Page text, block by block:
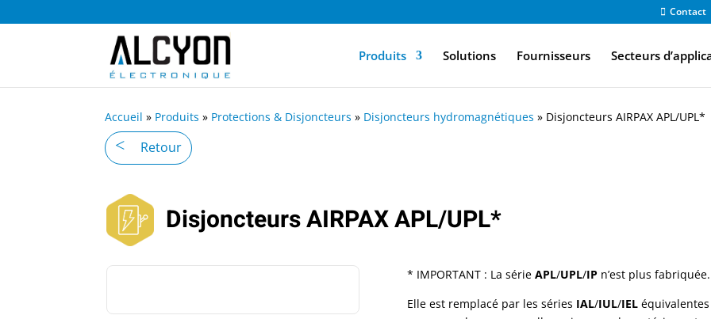
Contact
Produits Solutions Fournisseurs Secteurs
Accueil » Produits » Protections & Disjoncteurs » Disjoncteurs hydromagnétiques » Disjoncteurs AIRPAX APL/UPL*
Retour
Disjoncteurs AIRPAX APL/UPL*
* IMPORTANT : La série APL/UPL/IP n’est plus fabriquée.
Elle est remplacé par les séries IAL/IUL/IEL